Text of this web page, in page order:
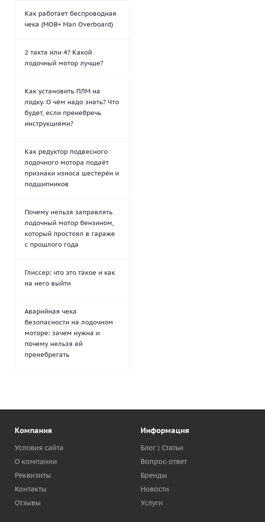
Как работает беспроводная
чека (MOB+ Man Overboard)
2 такта или 4? Какой
лодочный мотор лучше?
Как установить ПЛМ на
лодку. О чём надо знать? Что
будет, если пренебречь
инструкциями?
Как редуктор подвесного
лодочного мотора подаёт
признаки износа шестерён и
подшипников
Почему нельзя заправлять
лодочный мотор бензином,
который простоял в гараже
с прошлого года
Глиссер: что это такое и как
на него выйти
Аварийная чека
безопасности на лодочном
моторе: зачем нужна и
почему нельзя ей
пренебрегать
Компания
Условия сайта
О компании
Реквизиты
Контакты
Отзывы
Информация
Блог | Статьи
Вопрос-ответ
Бренды
Новости
Услуги